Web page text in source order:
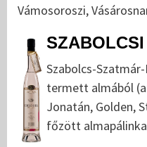
Vámosoroszi,
Szabolcs-
termett almából
Jonatán, Golden,
főzött